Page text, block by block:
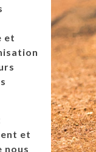
et
et
nous